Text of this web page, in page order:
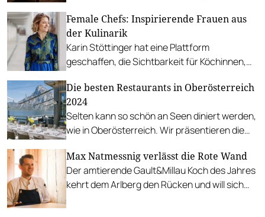
Reihen der Jeunes Restaurateurs auf.
Female Chefs: Inspirierende Frauen aus
der Kulinarik
Karin Stöttinger hat eine Plattform
geschaffen, die Sichtbarkeit für Köchinnen,
Hotelières schafft.
Die besten Restaurants in Oberösterreich
2024
Selten kann so schön an Seen diniert werden,
wie in Oberösterreich. Wir präsentieren die
Max Natmessnig verlässt die Rote Wand
Der amtierende Gault&Millau Koch des Jahres
kehrt dem Arlberg den Rücken und will sich